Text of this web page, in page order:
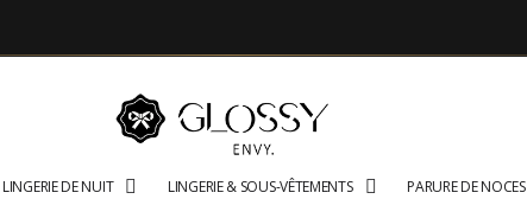
LINGERIE DE NUIT LINGERIE & SOUS-VÊTEMENTS PARURE DE NOCES